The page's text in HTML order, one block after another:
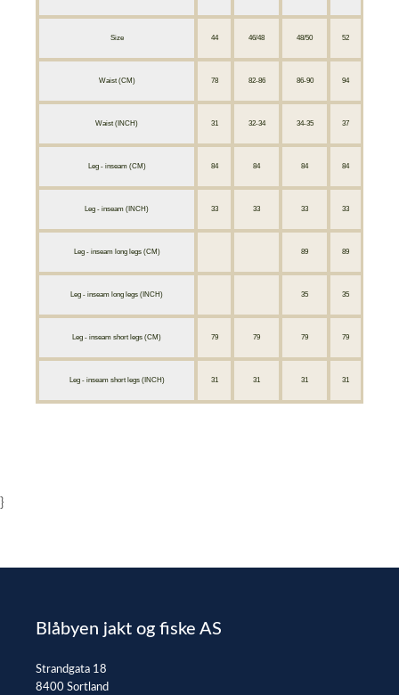
Size 44 46/48 48/50 52
Waist (CM) 78 82-86 86-90 94
Waist (INCH) 31 32-34 34-35 37
Leg - inseam (CM) 84 84 84 84
Leg - inseam (INCH) 33 33 33 33
Leg - inseam long legs (CM) 89 89
Leg - inseam long legs (INCH) 35 35
Leg - inseam short legs (CM) 79 79 79 79
Leg - inseam short legs (INCH) 31 31 31 31
}
Blåbyen jakt og fiske AS
Strandgata 18
8400 Sortland